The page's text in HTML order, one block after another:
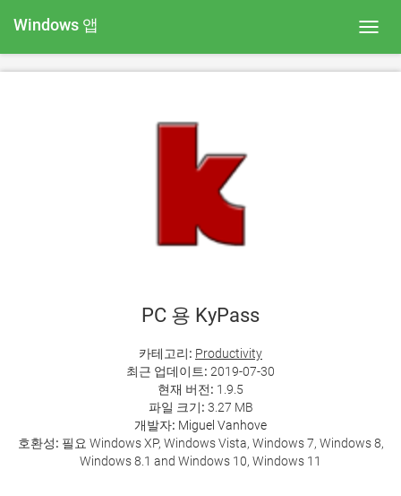
Windows 앱
PC 용 KyPass
카테고리: Productivity
최근 업데이트: 2019-07-30
현재 버전: 1.9.5
파일 크기: 3.27 MB
개발자: Miguel Vanhove
호환성: 필요 Windows XP, Windows Vista, Windows 7, Windows 8,
Windows 8.1 and Windows 10, Windows 11